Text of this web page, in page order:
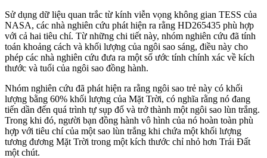
Sử dụng dữ liệu quan trắc từ kính viễn vọng không gian TESS của
NASA, các nhà nghiên cứu phát hiện ra rằng HD265435 phù hợp
với cả hai tiêu chí. Từ những chi tiết này, nhóm nghiên cứu đã tính
toán khoảng cách và khối lượng của ngôi sao sáng, điều này cho
phép các nhà nghiên cứu đưa ra một số ước tính chính xác về kích
thước và tuổi của ngôi sao đồng hành.
Nhóm nghiên cứu đã phát hiện ra rằng ngôi sao trẻ này có khối
lượng bằng 60% khối lượng của Mặt Trời, có nghĩa rằng nó đang
tiến dần đến quá trình tự sụp đổ và trở thành một ngôi sao lùn trắng.
Trong khi đó, người bạn đồng hành vô hình của nó hoàn toàn phù
hợp với tiêu chí của một sao lùn trắng khi chứa một khối lượng
tương đương Mặt Trời trong một kích thước chỉ nhỏ hơn Trái Đất
một chút.